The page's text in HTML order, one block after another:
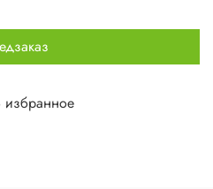
избранное